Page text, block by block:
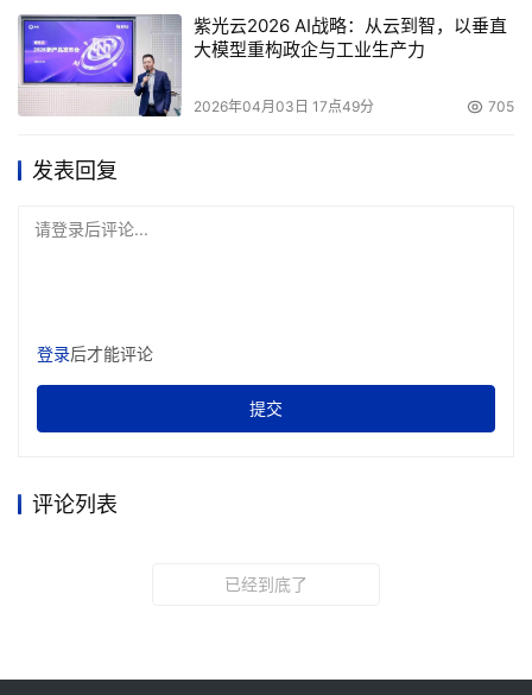
紫光云2026 AI战略：从云到智，以垂直
大模型重构政企与工业生产力
2026年04月03日 17点49分 705
发表回复
请登录后评论...
登录后才能评论
提交
评论列表
已经到底了